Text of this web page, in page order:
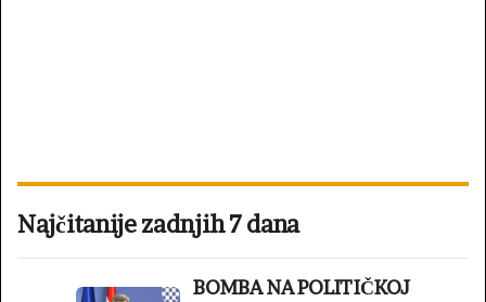
Najčitanije zadnjih 7 dana
BOMBA NA POLITIČKOJ